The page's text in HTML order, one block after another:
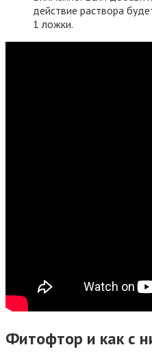
действие раствора
1 ложки.
Фитофтор и как с